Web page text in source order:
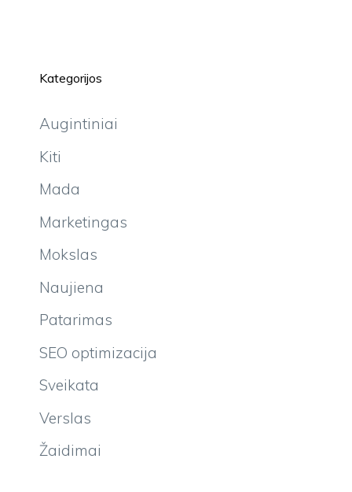
Kategorijos
Augintiniai
Kiti
Mada
Marketingas
Mokslas
Naujiena
Patarimas
SEO optimizacija
Sveikata
Verslas
Žaidimai